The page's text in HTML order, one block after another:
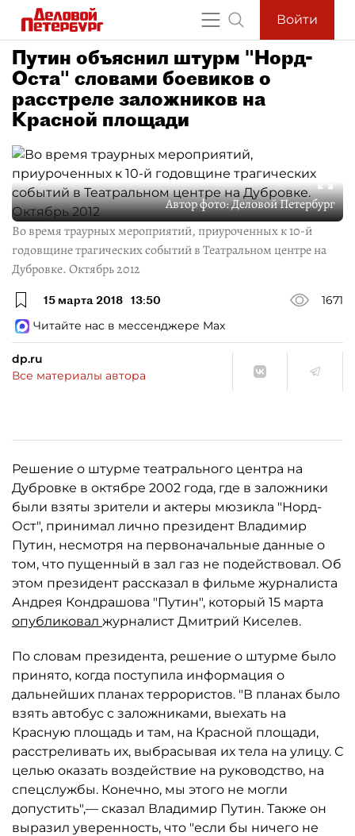
Войти
Путин объяснил штурм "Норд-
Оста" словами боевиков о
расстреле заложников на
Красной площади
Автор фото:Деловой Петербург
Во время траурных мероприятий, приуроченных к 10-й
годовщине трагических событий в Театральном центре на
Дубровке. Октябрь 2012
15 марта 2018 13:50
1671
Читайте нас в мессенджере Max
dp.ru
Все материалы автора
Решение о штурме театрального центра на
Дубровке в октябре 2002 года, где в заложники
были взяты зрители и актеры мюзикла "Норд-
Ост", принимал лично президент Владимир
Путин, несмотря на первоначальные данные о
том, что пущенный в зал газ не подействовал. Об
этом президент рассказал в фильме журналиста
Андрея Кондрашова "Путин", который 15 марта
опубликовал журналист Дмитрий Киселев.
По словам президента, решение о штурме было
принято, когда поступила информация о
дальнейших планах террористов. "В планах было
взять автобус с заложниками, выехать на
Красную площадь и там, на Красной площади,
расстреливать их, выбрасывая их тела на улицу. С
целью оказать воздействие на руководство, на
спецслужбы. Конечно, мы этого не могли
допустить",— сказал Владимир Путин. Также он
выразил уверенность, что "если бы ничего не